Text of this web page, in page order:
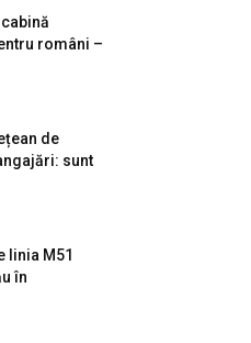
români –
de
sunt
linia M51
în